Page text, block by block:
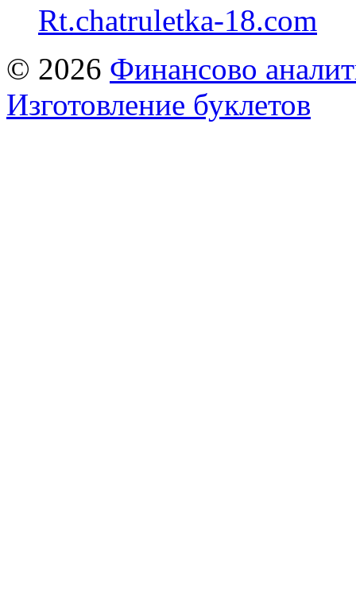
Rt.chatruletka-18.com
© 2026 Финансово
Изготовление буклетов